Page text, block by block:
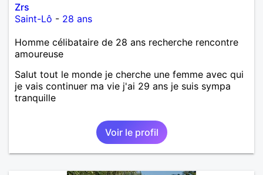
Zrs
Saint-Lô - 28 ans
Homme célibataire de 28 ans recherche rencontre
amoureuse
Salut tout le monde je cherche une femme avec qui
je vais continuer ma vie j'ai 29 ans je suis sympa
tranquille
Voir le profil